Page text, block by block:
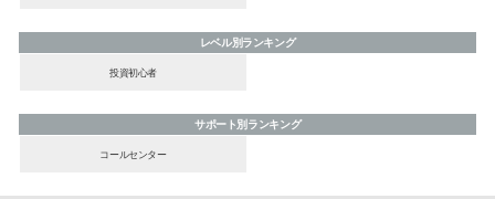
レベル別ランキング
投資初心者
サポート別ランキング
コールセンター